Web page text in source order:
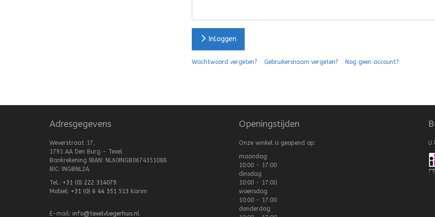
Inloggen
Wachtwoord vergeten? Gebruikersnaam vergeten? Nog geen account?
Adresgegevens
Weverstraat 17,
1791 AA Den Burg - Texel
Bankrekening IBAN: NL60INGB0674351088
BIC: INGBNL2A
Tel.: +31 (0) 222 314079
Mobiel: +31 (0) 6 44 351 513 Karim
E-mail: info@texelvliegerhuis.nl
Openingstijden
Onze winkel is geopend op:
maandag
10:00 - 17:00
dinsdag
10:00 - 17:00
woensdag
10:00 - 17:00
donderdag
U